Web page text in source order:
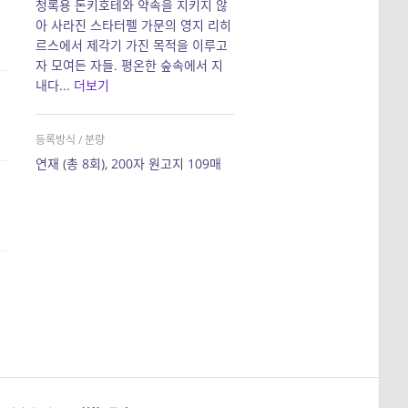
청록용 돈키호테와 약속을 지키지 않
아 사라진 스타터펠 가문의 영지 리히
르스에서 제각기 가진 목적을 이루고
자 모여든 자들. 평온한 숲속에서 지
내다... 더보기
등록방식 / 분량
연재 (총 8회), 200자 원고지 109매